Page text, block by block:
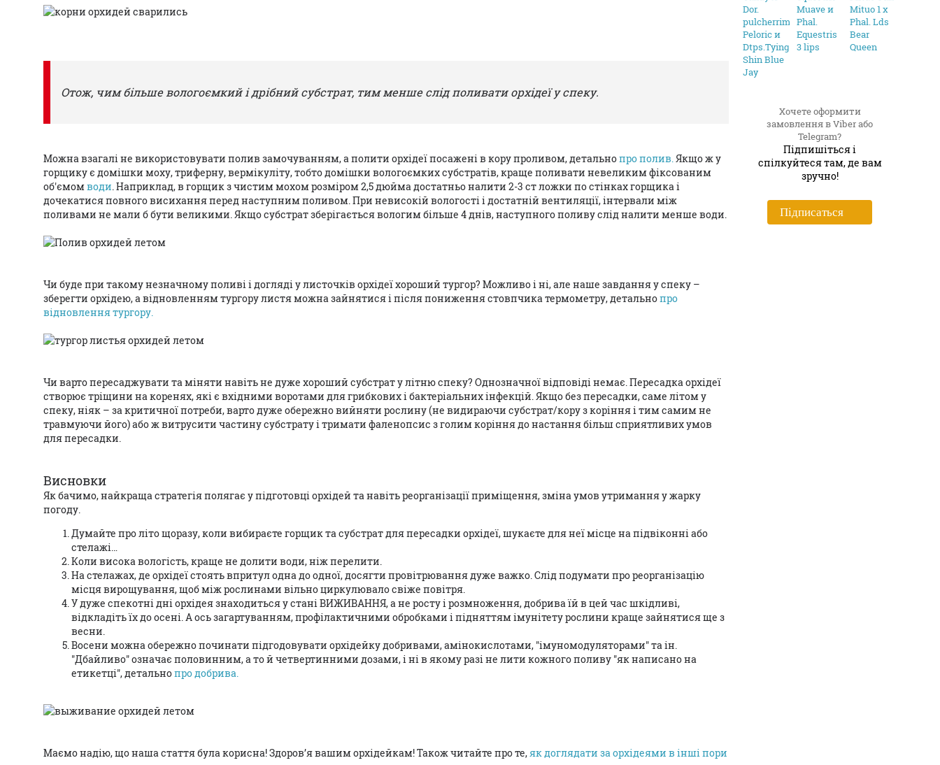
Хочете оформити
замовлення в Viber або
Telegram?
Підпишіться і
спiлкуйтеся там, де вам
зручно!
Пiдписаться
Отож, чим більше вологоємкий і дрібний субстрат, тим менше слід поливати орхідеї у спеку.
Можна взагалі не використовувати полив замочуванням, а полити орхідеї посажені в кору проливом, детальнопро полив.Якщо ж у
горщику є домішки моху, триферну, вермікуліту, тобто домішки вологоємких субстратів, краще поливати невеликим фіксованим
об'ємомводи. Наприклад, в горщик з чистим мохом розміром 2,5 дюйма достатньо налити 2-3 ст ложки по стінках горщика і
дочекатися повного висихання перед наступним поливом. При невисокій вологості і достатній вентиляції, інтервали між
поливами не мали б бути великими. Якщо субстрат зберігається вологим більше 4 днів, наступного поливу слід налити менше води.
Чи буде при такому незначному поливі і догляді у листочків орхідеї хороший тургор? Можливо і ні, але наше завдання у спеку –
зберегти орхідею, а відновленням тургору листя можна зайнятися і після пониження стовпчика термометру, детальнопро
відновлення тургору.
Чи варто пересаджувати та міняти навіть не дуже хороший субстрат у літню спеку? Однозначної відповіді немає. Пересадка орхідеї
створює тріщини на коренях, які є вхідними воротами для грибкових і бактеріальних інфекцій. Якщо без пересадки, саме літом у
спеку, ніяк – за критичної потреби, варто дуже обережно вийняти рослину (не видираючи субстрат/кору з коріння і тим самим не
травмуючи його) або ж витрусити частину субстрату і тримати фаленопсис з голим коріння до настання більш сприятливих умов
для пересадки.
Висновки
Як бачимо, найкраща стратегія полягає у підготовці орхідей та навіть реорганізації приміщення, зміна умов утримання у жарку
погоду.
Думайте про літо щоразу, коли вибираєте горщик та субстрат для пересадки орхідеї, шукаєте для неї місце на підвіконні або
стелажі…
Коли висока вологість, краще не долити води, ніж перелити.
На стелажах, де орхідеї стоять впритул одна до одної, досягти провітрювання дуже важко. Слід подумати про реорганізацію
місця вирощування, щоб між рослинами вільно циркулювало свіже повітря.
У дуже спекотні дні орхідея знаходиться у стані ВИЖИВАННЯ, а не росту і розмноження, добрива їй в цей час шкідливі,
відкладіть їх до осені. А ось загартуванням, профілактичними обробками і підняттям імунітету рослини краще зайнятися ще з
весни.
Восени можна обережно починати підгодовувати орхідейку добривами, амінокислотами, "імуномодуляторами" та ін.
"Дбайливо" означає половинним, а то й четвертинними дозами, і ні в якому разі не лити кожного поливу "як написано на
етикетці", детальнопро добрива.
Маємо надію, що наша стаття була корисна! Здоров’я вашим орхідейкам! Також читайте про те,як доглядати за орхідеями в інші пори